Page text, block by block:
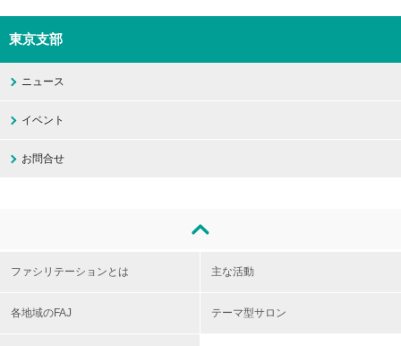
東京支部
ニュース
イベント
お問合せ
ファシリテーションとは 主な活動
各地域のFAJ テーマ型サロン